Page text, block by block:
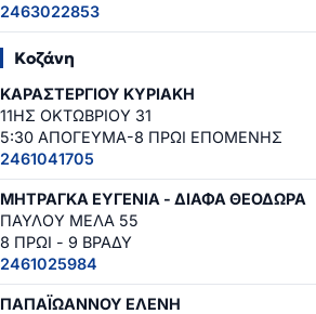
2463022853
Κοζάνη
ΚΑΡΑΣΤΕΡΓΙΟΥ ΚΥΡΙΑΚΗ
11ΗΣ ΟΚΤΩΒΡΙΟΥ 31
5:30 ΑΠΟΓΕΥΜΑ-8 ΠΡΩΙ ΕΠΟΜΕΝΗΣ
2461041705
ΜΗΤΡΑΓΚΑ ΕΥΓΕΝΙΑ - ΔΙΑΦΑ ΘΕΟΔΩΡΑ
ΠΑΥΛΟΥ ΜΕΛΑ 55
8 ΠΡΩΙ - 9 ΒΡΑΔΥ
2461025984
ΠΑΠΑΪΩΑΝΝΟΥ ΕΛΕΝΗ